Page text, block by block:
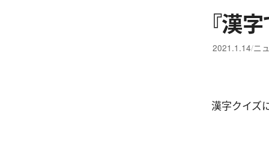
『漢
2021.1.14 ニ
漢字クイズ